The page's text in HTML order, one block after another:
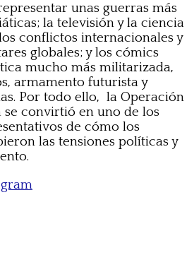
unas guerras más
la televisión y la ciencia
conflictos internacionales y
globales; y los cómics
mucho más militarizada,
armamento futurista y
Por todo ello, la Operación
se convirtió en uno de los
de cómo los
las tensiones políticas y